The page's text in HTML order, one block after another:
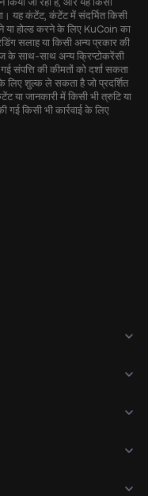
यह कंटेंट, कंटेंट में संदर्भित किसी
या होल्ड करने के लिए KuCoin का
सलाह या किसी अन्य प्रकार की
के साथ-साथ अन्य क्रिप्टोकरेंसी
संपत्ति की कीमतों को दर्शा सकता
लिए शुल्क ले सकता है जो प्रदर्शित
या जानकारी में किसी भी त्रुटि या
किसी भी कार्रवाई के लिए